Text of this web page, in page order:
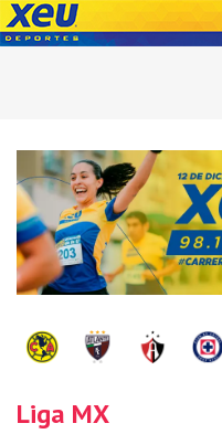
Liga MX